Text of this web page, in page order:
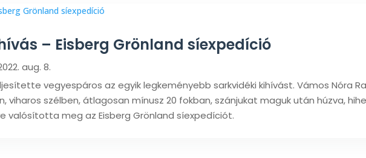
– Eisberg Grönland síexpedíció
aug. 8.
vegyespáros az egyik legkeményebb sarkvidéki kihívást. Vámos Nóra
viharos szélben, átlagosan mínusz 20 fokban, szánjukat maguk után húzva,
valósította meg az Eisberg Grönland síexpedíciót.